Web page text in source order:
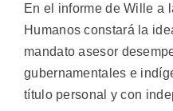
En el informe de Wille a
Humanos constará la
mandato asesor
gubernamentales e
título personal y con